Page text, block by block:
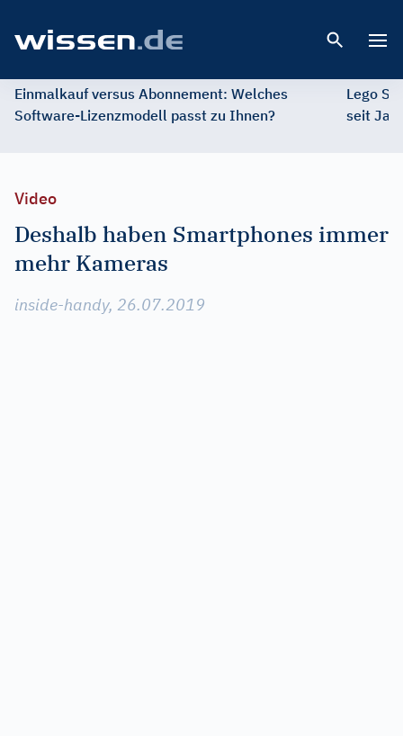
Einmalkauf versus Abonnement: Welches
Software-Lizenzmodell passt zu Ihnen?
Lego
seit
Video
Deshalb haben Smartphones immer
mehr Kameras
inside-handy, 26.07.2019